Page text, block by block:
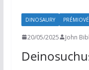
DINOSAURY PRÉMIOVÉ
20/05/2025 John